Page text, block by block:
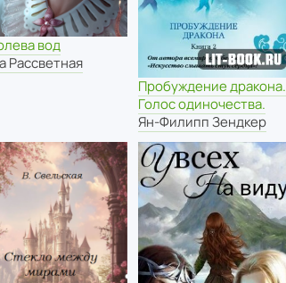
вод
Рассветная
Пробуждение дракона.
Голос одиночества.
Ян-Филипп Зендкер